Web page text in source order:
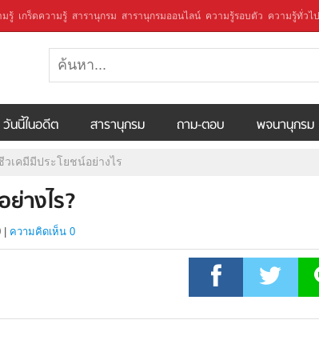
มรู้ เกร็ดความรู้ สารานุกรม สารานุกรมออนไลน์ ความรู้รอบตัว ความรู้ทั่วไป
วันนี้ในอดีต สารานุกรม ถาม-ตอบ พจนานุกรม
วเคมีมีประโยชน์อย่างไร
ย่างไร?
ความคิดเห็น 0